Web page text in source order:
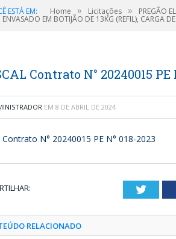
ESTÁ EM: Home » Licitações » PREGÃO
ENVASADO EM BOTIJÃO DE 13KG (REFIL), CARGA
Contrato N° 20240015 PE
EM 8 DE ABRIL DE 2024
Contrato N° 20240015 PE N° 018-2023
RELACIONADO